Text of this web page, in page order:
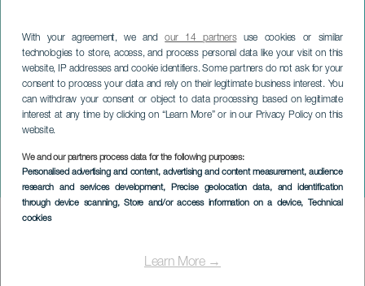
With your agreement, we andour 14 partnersuse cookies or similar
technologies to store, access, and process personal data like your visit on this
website, IP addresses and cookie identifiers. Some partners do not ask for your
consent to process your data and rely on their legitimate business interest. You
can withdraw your consent or object to data processing based on legitimate
interest at any time by clicking on “Learn More” or in our Privacy Policy on this
website.
We and our partners process data for the following purposes:
Personalised advertising and content, advertising and content measurement, audience
research and services development, Precise geolocation data, and identification
through device scanning, Store and/or access information on a device, Technical
cookies
Learn More →
Die Perückenparty in El
Paso
LA PALMA
Imagen